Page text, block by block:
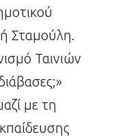
Σταμούλη.
Ταινιών
με τη